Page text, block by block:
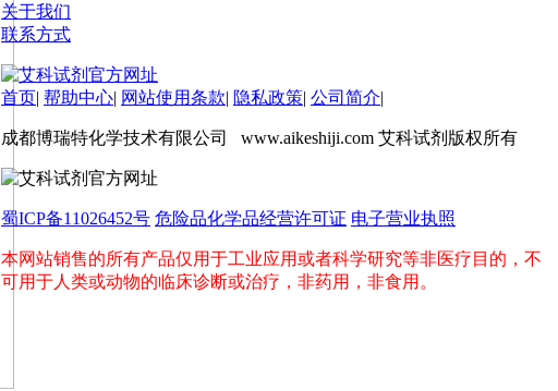
关于我们
联系方式
首页 帮助中心 网站使用条款 隐私政策 公司简介
成都博瑞特化学技术有限公司 www.aikeshiji.com 艾科试剂版权所有
蜀ICP备11026452号 危险品化学品经营许可证 电子营业执照
本网站销售的所有产品仅用于工业应用或者科学研究等非医疗目的，不
可用于人类或动物的临床诊断或治疗，非药用，非食用。